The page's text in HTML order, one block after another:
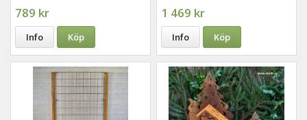
789 kr
Info Köp
1 469 kr
Info Köp